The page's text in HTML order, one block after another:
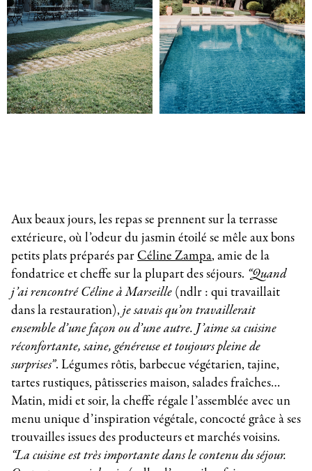
Aux beaux jours, les repas se prennent sur la terrasse
extérieure, où l’odeur du jasmin étoilé se mêle aux bons
petits plats préparés parCéline Zampa, amie de la
fondatrice et cheffe sur la plupart des séjours. “Quand
j’ai rencontré Céline à Marseille(ndlr : qui travaillait
dans la restauration),je savais qu’on travaillerait
ensemble d’une façon ou d’une autre. J’aime sa cuisine
réconfortante, saine, généreuse et toujours pleine de
surprises”. Légumes rôtis, barbecue végétarien, tajine,
tartes rustiques, pâtisseries maison, salades fraîches…
Matin, midi et soir, la cheffe régale l’assemblée avec un
menu unique d’inspiration végétale, concocté grâce à ses
trouvailles issues des producteurs et marchés voisins.
“La cuisine est très importante dans le contenu du séjour.